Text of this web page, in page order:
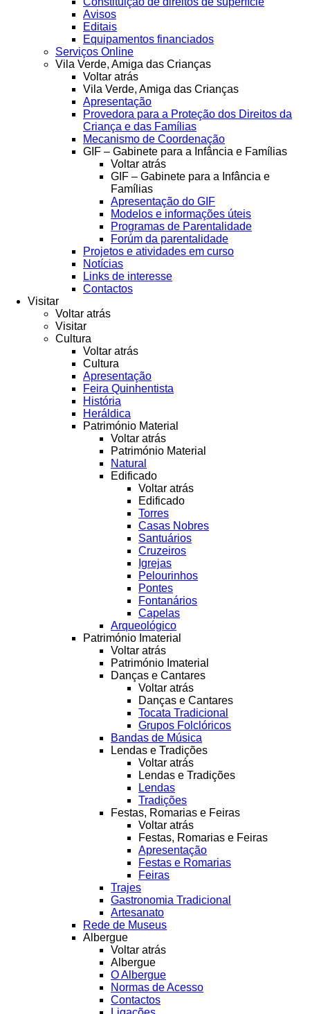
Avisos
Editais
Equipamentos financiados
Serviços Online
Vila Verde, Amiga das Crianças
Voltar atrás
Vila Verde, Amiga das Crianças
Apresentação
Provedora para a Proteção dos Direitos da
Criança e das Famílias
Mecanismo de Coordenação
GIF – Gabinete para a Infância e Famílias
Voltar atrás
GIF – Gabinete para a Infância e
Famílias
Apresentação do GIF
Modelos e informações úteis
Programas de Parentalidade
Forúm da parentalidade
Projetos e atividades em curso
Notícias
Links de interesse
Contactos
Visitar
Voltar atrás
Visitar
Cultura
Voltar atrás
Cultura
Apresentação
Feira Quinhentista
História
Heráldica
Património Material
Voltar atrás
Património Material
Natural
Edificado
Voltar atrás
Edificado
Torres
Casas Nobres
Santuários
Cruzeiros
Igrejas
Pelourinhos
Pontes
Fontanários
Capelas
Arqueológico
Património Imaterial
Voltar atrás
Património Imaterial
Danças e Cantares
Voltar atrás
Danças e Cantares
Tocata Tradicional
Grupos Folclóricos
Bandas de Música
Lendas e Tradições
Voltar atrás
Lendas e Tradições
Lendas
Tradições
Festas, Romarias e Feiras
Voltar atrás
Festas, Romarias e Feiras
Apresentação
Festas e Romarias
Feiras
Trajes
Gastronomia Tradicional
Artesanato
Rede de Museus
Albergue
Voltar atrás
Albergue
O Albergue
Normas de Acesso
Contactos